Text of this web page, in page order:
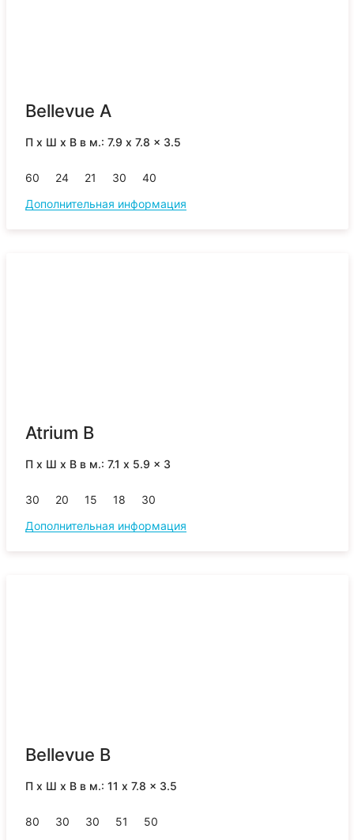
Bellevue A
П x Ш x В в м.: 7.9 x 7.8 x 3.5
60 24 21 30
40
Дополнительная информация
Atrium B
П x Ш x В в м.: 7.1 x 5.9 x 3
30 20 15 18
30
Дополнительная информация
Bellevue B
П x Ш x В в м.: 11 x 7.8 x 3.5
80 30 30 51 50